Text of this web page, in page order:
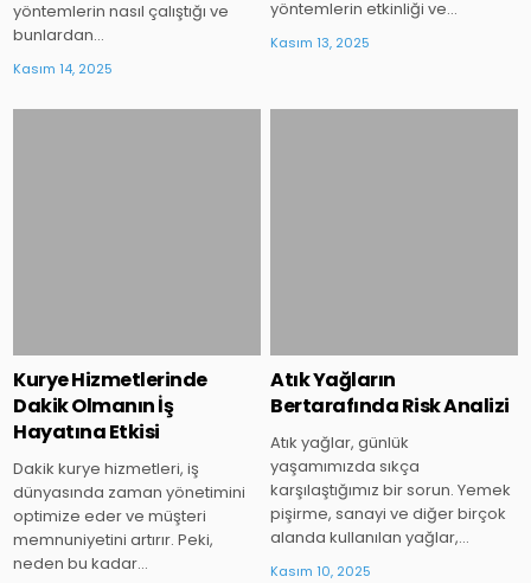
yöntemlerin nasıl çalıştığı ve
bunlardan…
Kasım 14, 2025
yöntemlerin etkinliği ve…
Kasım 13, 2025
Kurye Hizmetlerinde
Dakik Olmanın İş
Hayatına Etkisi
Dakik kurye hizmetleri, iş
dünyasında zaman yönetimini
optimize eder ve müşteri
memnuniyetini artırır. Peki,
neden bu kadar…
Atık Yağların
Bertarafında Risk Analizi
Atık yağlar, günlük
yaşamımızda sıkça
karşılaştığımız bir sorun. Yemek
pişirme, sanayi ve diğer birçok
alanda kullanılan yağlar,…
Kasım 10, 2025